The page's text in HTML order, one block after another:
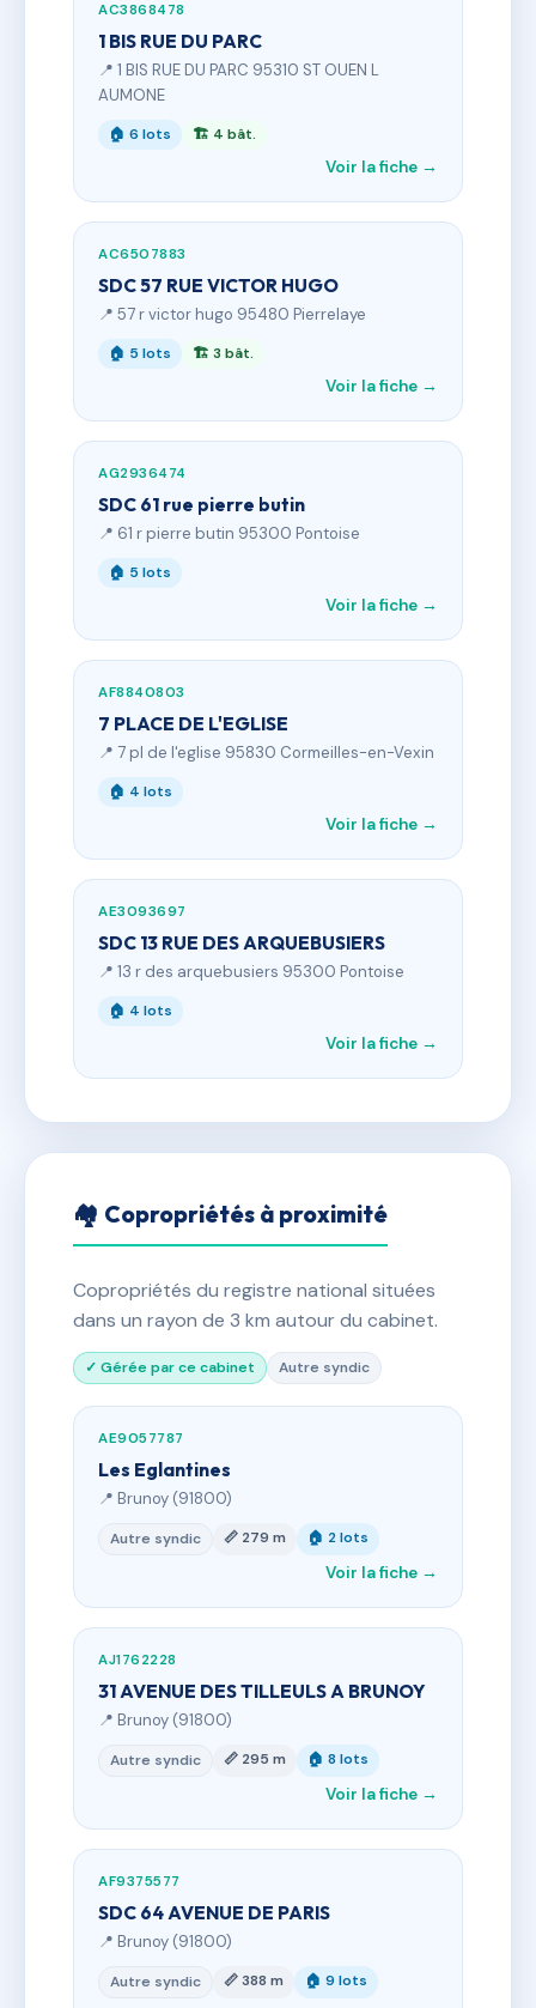
AC3868478
1 BIS RUE DU PARC
📍 1 BIS RUE DU PARC 95310 ST OUEN L
AUMONE
🏠 6 lots 🏗 4 bât.
Voir la fiche →
AC6507883
SDC 57 RUE VICTOR HUGO
📍 57 r victor hugo 95480 Pierrelaye
🏠 5 lots 🏗 3 bât.
Voir la fiche →
AG2936474
SDC 61 rue pierre butin
📍 61 r pierre butin 95300 Pontoise
🏠 5 lots
Voir la fiche →
AF8840803
7 PLACE DE L'EGLISE
📍 7 pl de l'eglise 95830 Cormeilles-en-Vexin
🏠 4 lots
Voir la fiche →
AE3093697
SDC 13 RUE DES ARQUEBUSIERS
📍 13 r des arquebusiers 95300 Pontoise
🏠 4 lots
Voir la fiche →
🏘 Copropriétés à proximité
Copropriétés du registre national situées
dans un rayon de 3 km autour du cabinet.
✓ Gérée par ce cabinet Autre syndic
AE9057787
Les Eglantines
📍 Brunoy (91800)
Autre syndic 📏 279 m 🏠 2 lots
Voir la fiche →
AJ1762228
31 AVENUE DES TILLEULS A BRUNOY
📍 Brunoy (91800)
Autre syndic 📏 295 m 🏠 8 lots
Voir la fiche →
AF9375577
SDC 64 AVENUE DE PARIS
📍 Brunoy (91800)
Autre syndic 📏 388 m 🏠 9 lots